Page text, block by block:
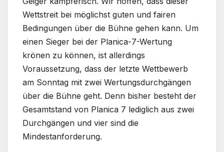
Wettstreit bei möglichst guten und fairen
Bedingungen über die Bühne gehen kann. Um
einen Sieger bei der Planica-7-Wertung
krönen zu können, ist allerdings
Voraussetzung, dass der letzte Wettbewerb
am Sonntag mit zwei Wertungsdurchgängen
über die Bühne geht. Denn bisher besteht der
Gesamtstand von Planica 7 lediglich aus zwei
Durchgängen und vier sind die
Mindestanforderung.